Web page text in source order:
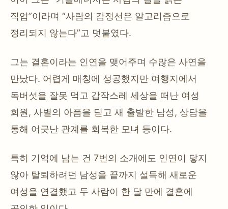
직업”이라며 “사람의 감정선은 알고리즘으로
정리되지 않는다”고 덧붙였다.
그는 결혼이라는 인연을 맺어주며 수많은 사연을
만났다. 어렵게 매칭에 성공했지만 여행지에서
독버섯을 잘못 먹고 갑작스레 세상을 떠난 여성
회원, 사별의 아픔을 딛고 새 출발한 남성, 상담을
통해 어긋난 관계를 회복한 모녀 등이다.
특히 기억에 남는 건 7번의 소개에도 인연이 닿지
않아 탈퇴하려던 남성을 끝까지 설득해 새로운
여성을 연결했고 두 사람이 한 달 만에 결혼에